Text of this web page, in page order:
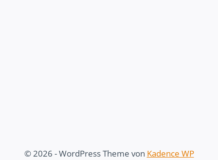
© 2026 - WordPress Theme von Kadence WP